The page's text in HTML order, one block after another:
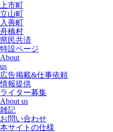
上市町
立山町
入善町
舟橋村
県民共済
特設ページ
About
us
広告掲載&仕事依頼
情報提供
ライター募集
About us
雑記
お問い合わせ
本サイトの仕様